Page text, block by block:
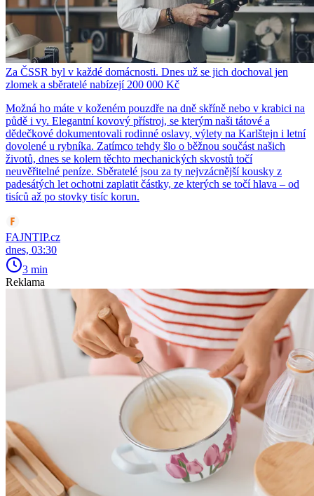
Za ČSSR byl v každé domácnosti. Dnes už se jich dochoval jen
zlomek a sběratelé nabízejí 200 000 Kč
Možná ho máte v koženém pouzdře na dně skříně nebo v krabici na
půdě i vy. Elegantní kovový přístroj, se kterým naši tátové a
dědečkové dokumentovali rodinné oslavy, výlety na Karlštejn i letní
dovolené u rybníka. Zatímco tehdy šlo o běžnou součást našich
životů, dnes se kolem těchto mechanických skvostů točí
neuvěřitelné peníze. Sběratelé jsou za ty nejvzácnější kousky z
padesátých let ochotni zaplatit částky, ze kterých se točí hlava – od
tisíců až po stovky tisíc korun.
FAJNTIP.cz
dnes, 03:30
3 min
Reklama